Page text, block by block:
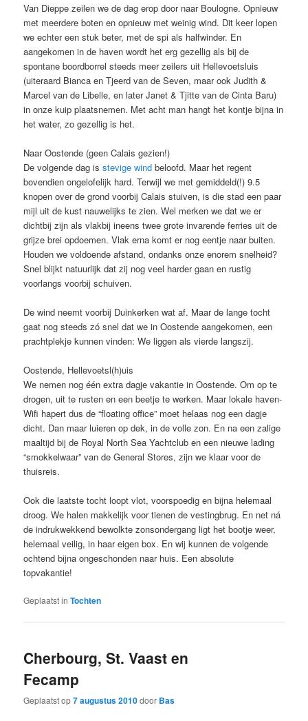
Van Dieppe zeilen we de dag erop door naar Boulogne. Opnieuw
met meerdere boten en opnieuw met weinig wind. Dit keer lopen
we echter een stuk beter, met de spi als halfwinder. En
aangekomen in de haven wordt het erg gezellig als bij de
spontane boordborrel steeds meer zeilers uit Hellevoetsluis
(uiteraard Bianca en Tjeerd van de Seven, maar ook Judith &
Marcel van de Libelle, en later Janet & Tjitte van de Cinta Baru)
in onze kuip plaatsnemen. Met acht man hangt het kontje bijna in
het water, zo gezellig is het.
Naar Oostende (geen Calais gezien!)
De volgende dag isstevige wind beloofd. Maar het regent
bovendien ongelofelijk hard. Terwijl we met gemiddeld(!) 9.5
knopen over de grond voorbij Calais stuiven, is die stad een paar
mijl uit de kust nauwelijks te zien. Wel merken we dat we er
dichtbij zijn als vlakbij ineens twee grote invarende ferries uit de
grijze brei opdoemen. Vlak erna komt er nog eentje naar buiten.
Houden we voldoende afstand, ondanks onze enorem snelheid?
Snel blijkt natuurlijk dat zij nog veel harder gaan en rustig
voorlangs voorbij schuiven.
De wind neemt voorbij Duinkerken wat af. Maar de lange tocht
gaat nog steeds zó snel dat we in Oostende aangekomen, een
prachtplekje kunnen vinden: We liggen als vierde langszij.
Oostende, Hellevoetsl(h)uis
We nemen nog één extra dagje vakantie in Oostende. Om op te
drogen, uit te rusten en een beetje te werken. Maar lokale haven-
Wifi hapert dus de “floating office” moet helaas nog een dagje
dicht. Dan maar luieren op dek, in de volle zon. En na een zalige
maaltijd bij de Royal North Sea Yachtclub en een nieuwe lading
“smokkelwaar” van de General Stores, zijn we klaar voor de
thuisreis.
Ook die laatste tocht loopt vlot, voorspoedig en bijna helemaal
droog. We halen makkelijk voor tienen de vestingbrug. En net ná
de indrukwekkend bewolkte zonsondergang ligt het bootje weer,
helemaal veilig, in haar eigen box. En wij kunnen de volgende
ochtend bijna ongeschonden naar huis. Een absolute
topvakantie!
Geplaatst in Tochten
Cherbourg, St. Vaast en
Fecamp
Geplaatst op7 augustus 2010door Bas